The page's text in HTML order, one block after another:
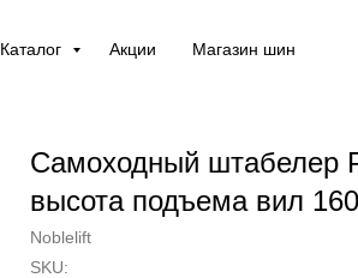
Каталог Акции Магазин шин
Самоходный штабелер
высота подъема вил
Noblelift
SKU: